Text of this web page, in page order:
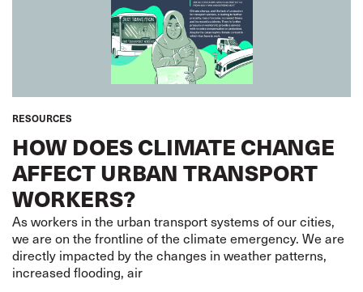
RESOURCES
HOW DOES CLIMATE CHANGE
AFFECT URBAN TRANSPORT
WORKERS?
As workers in the urban transport systems of our cities,
we are on the frontline of the climate emergency. We are
directly impacted by the changes in weather patterns,
increased flooding, air